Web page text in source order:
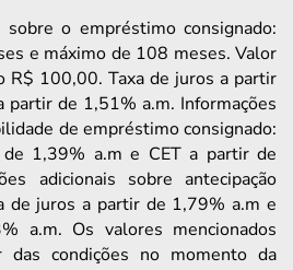
sobre o empréstimo consignado:
e máximo de 108 meses. Valor
R$ 100,00. Taxa de juros a partir
partir de 1,51% a.m. Informações
de empréstimo consignado:
1,39% a.m e CET a partir de
adicionais sobre antecipação
de juros a partir de 1,79% a.m e
a.m. Os valores mencionados
condições no momento da